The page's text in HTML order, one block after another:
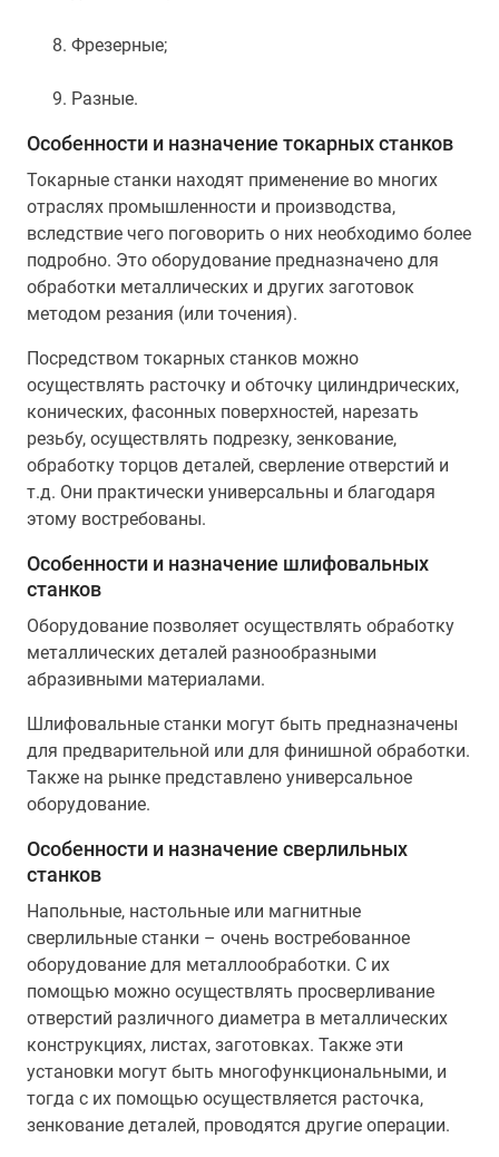
Фрезерные;
Разные.
Особенности и назначение токарных станков
Токарные станки находят применение во многих
отраслях промышленности и производства,
вследствие чего поговорить о них необходимо более
подробно. Это оборудование предназначено для
обработки металлических и других заготовок
методом резания (или точения).
Посредством токарных станков можно
осуществлять расточку и обточку цилиндрических,
конических, фасонных поверхностей, нарезать
резьбу, осуществлять подрезку, зенкование,
обработку торцов деталей, сверление отверстий и
т.д. Они практически универсальны и благодаря
этому востребованы.
Особенности и назначение шлифовальных
станков
Оборудование позволяет осуществлять обработку
металлических деталей разнообразными
абразивными материалами.
Шлифовальные станки могут быть предназначены
для предварительной или для финишной обработки.
Также на рынке представлено универсальное
оборудование.
Особенности и назначение сверлильных
станков
Напольные, настольные или магнитные
сверлильные станки – очень востребованное
оборудование для металлообработки. С их
помощью можно осуществлять просверливание
отверстий различного диаметра в металлических
конструкциях, листах, заготовках. Также эти
установки могут быть многофункциональными, и
тогда с их помощью осуществляется расточка,
зенкование деталей, проводятся другие операции.